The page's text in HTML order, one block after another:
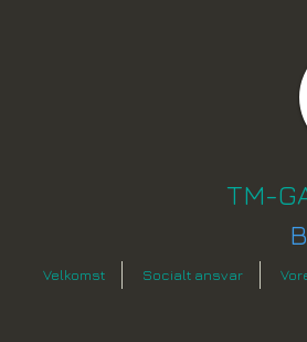
TM-
Velkomst Socialt ansvar